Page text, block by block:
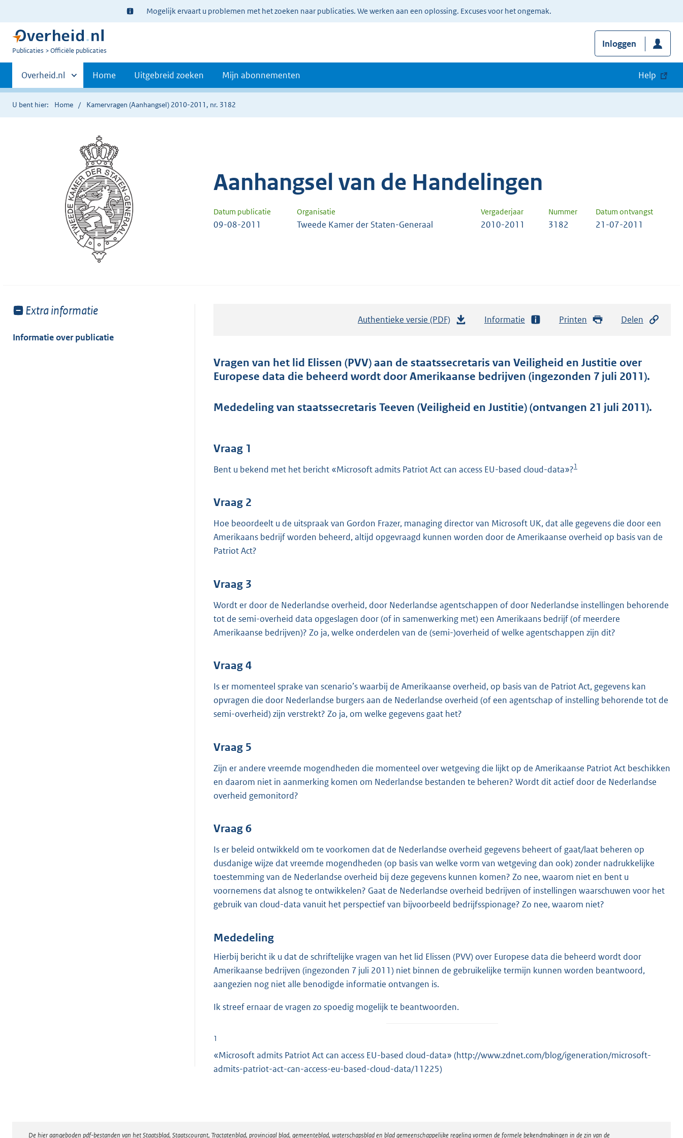
Ter
informatie:
Mogelijk ervaart u problemen met het zoeken naar publicaties. We werken aan een oplossing. Excuses voor het ongemak.
U
Publicaties Officiële publicaties
Inloggen
Primaire
navigatie
Andere
sites
binnen
Overheid.nl Home Uitgebreid zoeken Mijn abonnementen Help
U bent hier: Home Kamervragen (Aanhangsel) 2010-2011, nr. 3182
Aanhangsel van de Handelingen
Datum publicatie Organisatie Vergaderjaar Nummer Datum ontvangst
09-08-2011 Tweede Kamer der Staten-Generaal 2010-2011 3182 21-07-2011
Toon
van:
Extra informatie
Informatie over publicatie
Authentieke versie (PDF)
t
a
d
o
:
4
Informatie Printen Delen
Vragen van het lid Elissen (PVV) aan de staatssecretaris van Veiligheid en Justitie over
Europese data die beheerd wordt door Amerikaanse bedrijven (ingezonden 7 juli 2011).
Mededeling van staatssecretaris Teeven (Veiligheid en Justitie) (ontvangen 21 juli 2011).
Vraag 1
Bent u bekend met het bericht «Microsoft admits Patriot Act can access EU-based cloud-data»?1
Vraag 2
Hoe beoordeelt u de uitspraak van Gordon Frazer, managing director van Microsoft UK, dat alle gegevens die door een
Amerikaans bedrijf worden beheerd, altijd opgevraagd kunnen worden door de Amerikaanse overheid op basis van de
Patriot Act?
Vraag 3
Wordt er door de Nederlandse overheid, door Nederlandse agentschappen of door Nederlandse instellingen behorende
tot de semi-overheid data opgeslagen door (of in samenwerking met) een Amerikaans bedrijf (of meerdere
Amerikaanse bedrijven)? Zo ja, welke onderdelen van de (semi-)overheid of welke agentschappen zijn dit?
Vraag 4
Is er momenteel sprake van scenario’s waarbij de Amerikaanse overheid, op basis van de Patriot Act, gegevens kan
opvragen die door Nederlandse burgers aan de Nederlandse overheid (of een agentschap of instelling behorende tot de
semi-overheid) zijn verstrekt? Zo ja, om welke gegevens gaat het?
Vraag 5
Zijn er andere vreemde mogendheden die momenteel over wetgeving die lijkt op de Amerikaanse Patriot Act beschikken
en daarom niet in aanmerking komen om Nederlandse bestanden te beheren? Wordt dit actief door de Nederlandse
overheid gemonitord?
Vraag 6
Is er beleid ontwikkeld om te voorkomen dat de Nederlandse overheid gegevens beheert of gaat/laat beheren op
dusdanige wijze dat vreemde mogendheden (op basis van welke vorm van wetgeving dan ook) zonder nadrukkelijke
toestemming van de Nederlandse overheid bij deze gegevens kunnen komen? Zo nee, waarom niet en bent u
voornemens dat alsnog te ontwikkelen? Gaat de Nederlandse overheid bedrijven of instellingen waarschuwen voor het
gebruik van cloud-data vanuit het perspectief van bijvoorbeeld bedrijfsspionage? Zo nee, waarom niet?
Mededeling
Hierbij bericht ik u dat de schriftelijke vragen van het lid Elissen (PVV) over Europese data die beheerd wordt door
Amerikaanse bedrijven (ingezonden 7 juli 2011) niet binnen de gebruikelijke termijn kunnen worden beantwoord,
aangezien nog niet alle benodigde informatie ontvangen is.
Ik streef ernaar de vragen zo spoedig mogelijk te beantwoorden.
1
«Microsoft admits Patriot Act can access EU-based cloud-data» (http://www.zdnet.com/blog/igeneration/microsoft-
admits-patriot-act-can-access-eu-based-cloud-data/11225)
De hier aangeboden pdf-bestanden van het Staatsblad, Staatscourant, Tractatenblad, provinciaal blad, gemeenteblad, waterschapsblad en blad gemeenschappelijke regeling vormen de formele bekendmakingen in de zin van de